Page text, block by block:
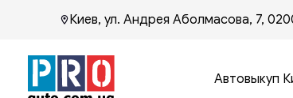
Киев, ул. Андрея Аболмасова, 7,
Автовыкуп